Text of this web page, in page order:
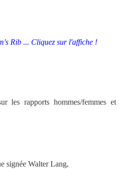
Rib ... Cliquez sur l'affiche !
les rapports hommes/femmes et
signée Walter Lang,